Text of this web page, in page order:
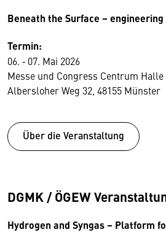
Beneath the Surface –
Termin:
06. ‑ 07. Mai 2026
Messe und Congress Centrum
Albersloher Weg 32, 48155 Münster
Über die Veranstaltung
DGMK / ÖGEW
Hydrogen and Syngas – Platform